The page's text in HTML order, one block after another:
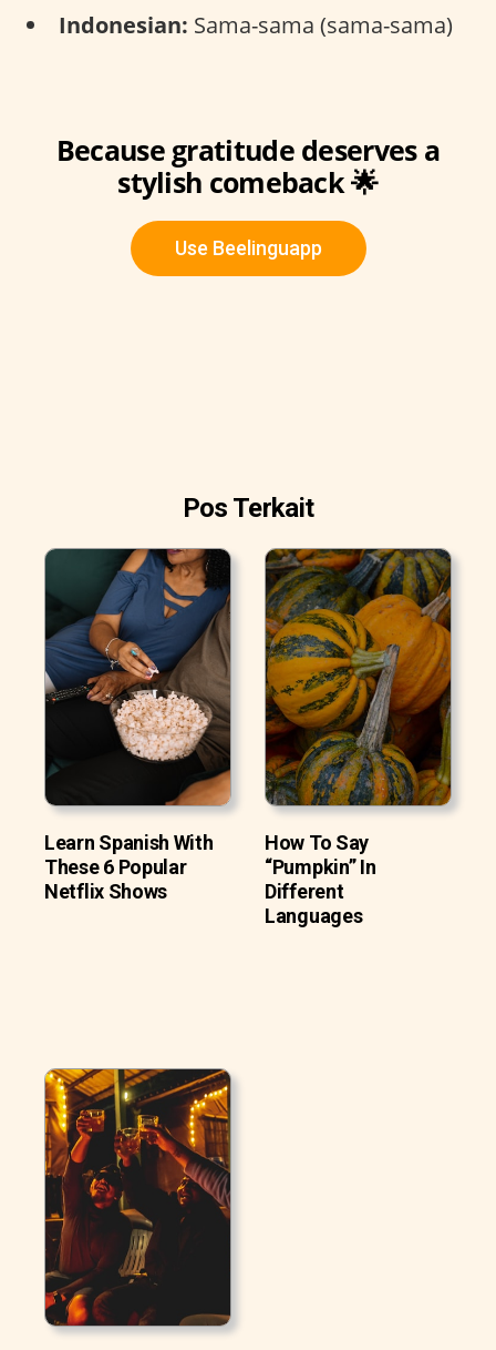
Indonesian: Sama-sama (sama-sama)
Because gratitude deserves a
stylish comeback 🌟
Use Beelinguapp
Pos Terkait
Learn Spanish With
These 6 Popular
Netflix Shows
How To Say
“Pumpkin” In
Different
Languages